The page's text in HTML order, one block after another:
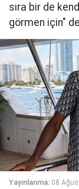
sıra bir de
görmen için"
Yayınlanma: 08